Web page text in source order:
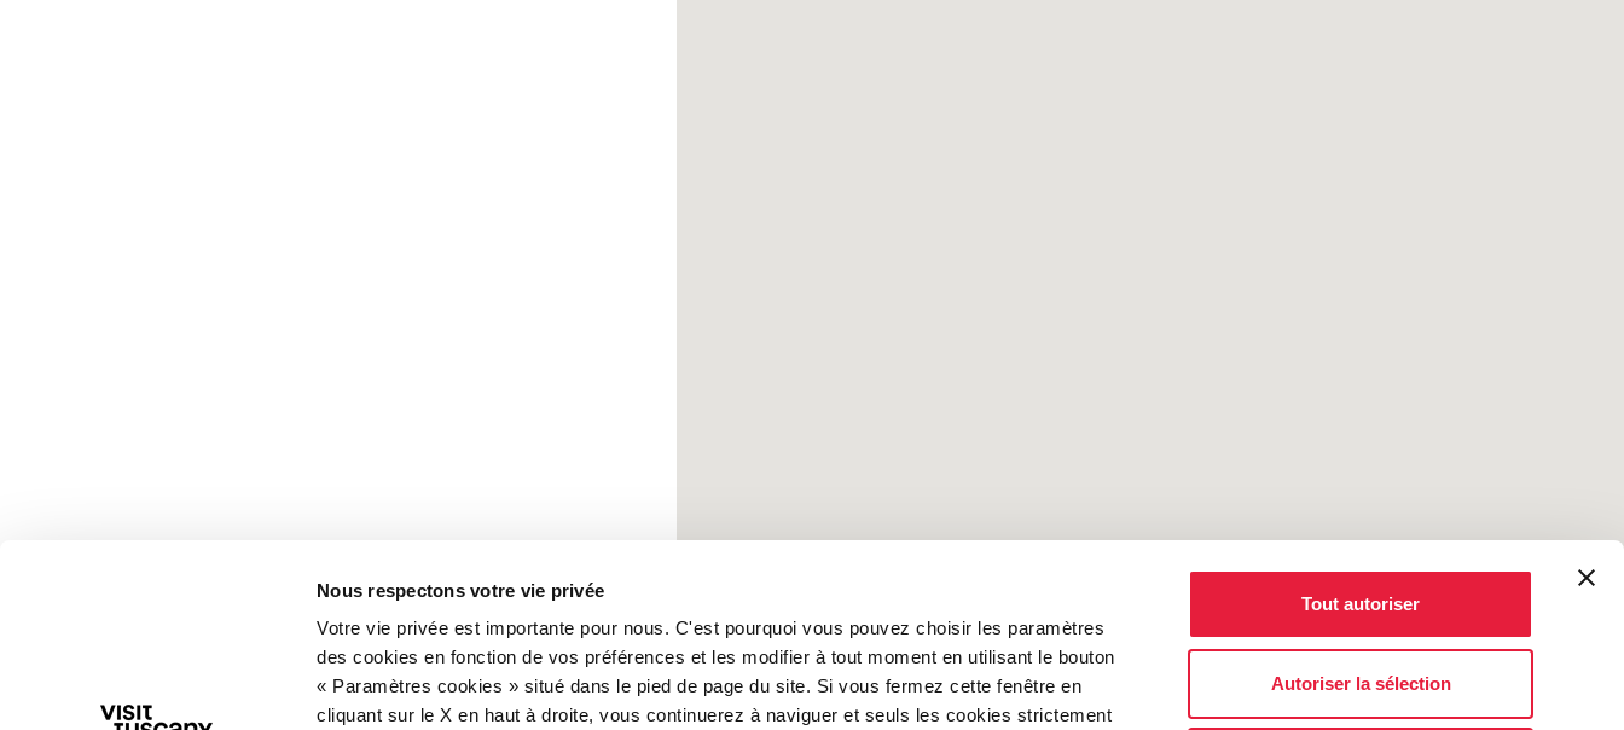
Nous respectons votre vie privée
Votre vie privée est importante pour nous. C'est pourquoi vous pouvez choisir les paramètres
des cookies en fonction de vos préférences et les modifier à tout moment en utilisant le bouton
« Paramètres cookies » situé dans le pied de page du site. Si vous fermez cette fenêtre en
cliquant sur le X en haut à droite, vous continuerez à naviguer et seuls les cookies strictement
Tout autoriser
Autoriser la sélection